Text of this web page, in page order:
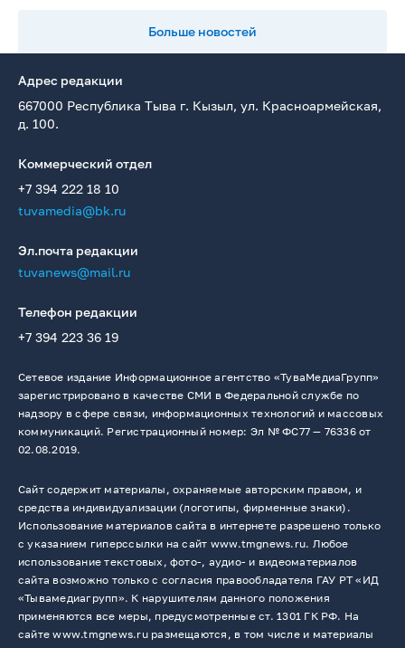
Больше новостей
Адрес редакции
667000 Республика Тыва г. Кызыл, ул. Красноармейская,
д. 100.
Коммерческий отдел
+7 394 222 18 10
tuvamedia@bk.ru
Эл.почта редакции
tuvanews@mail.ru
Телефон редакции
+7 394 223 36 19
Сетевое издание Информационное агентство «ТуваМедиаГрупп»
зарегистрировано в качестве СМИ в Федеральной службе по
надзору в сфере связи, информационных технологий и массовых
коммуникаций. Регистрационный номер: Эл № ФС77 — 76336 от
02.08.2019.
Сайт содержит материалы, охраняемые авторским правом, и
средства индивидуализации (логотипы, фирменные знаки).
Использование материалов сайта в интернете разрешено только
с указанием гиперссылки на сайт www.tmgnews.ru. Любое
использование текстовых, фото-, аудио- и видеоматериалов
сайта возможно только с согласия правообладателя ГАУ РТ «ИД
«Тывамедиагрупп». К нарушителям данного положения
применяются все меры, предусмотренные ст. 1301 ГК РФ. На
сайте www.tmgnews.ru размещаются, в том числе и материалы